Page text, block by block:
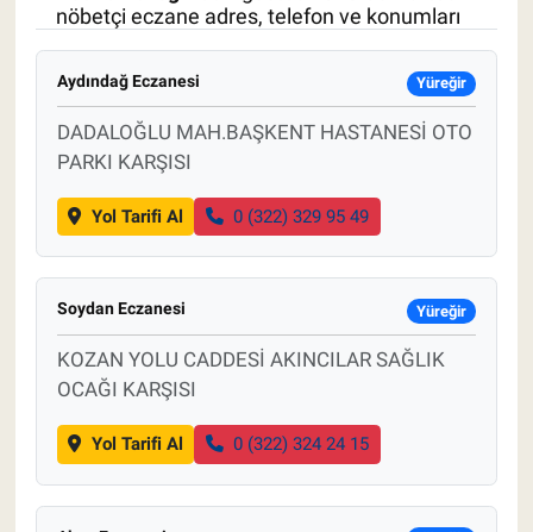
nöbetçi eczane adres, telefon ve konumları
Aydındağ Eczanesi Yüreğir
DADALOĞLU MAH.BAŞKENT HASTANESİ OTO
PARKI KARŞISI
Yol Tarifi Al 0 (322) 329 95 49
Soydan Eczanesi Yüreğir
KOZAN YOLU CADDESİ AKINCILAR SAĞLIK
OCAĞI KARŞISI
Yol Tarifi Al 0 (322) 324 24 15
Et fiyatları
Tarım Bilgisi
Yetiştirici Soruyor
Dünyada Tarım
Üretici Birlikleri
Şeker ve Şekerli Mamüller
Tahıllar ve Baklagiller